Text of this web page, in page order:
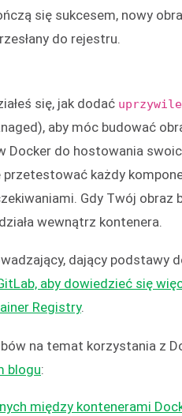
się sukcesem, nowy
do rejestru.
się, jak dodać
aby móc budować
Docker do hostowania
przetestować każdy
Gdy Twój obraz
wewnątrz kontenera.
dający podstawy
aby dowiedzieć się
Registry.
na temat korzystania z
blogu:
między kontenerami